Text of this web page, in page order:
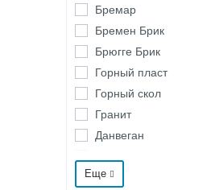
Бремар
Бремен Брик
Брюгге Брик
Горный пласт
Горный скол
Гранит
Данвеган
Девон
Еще